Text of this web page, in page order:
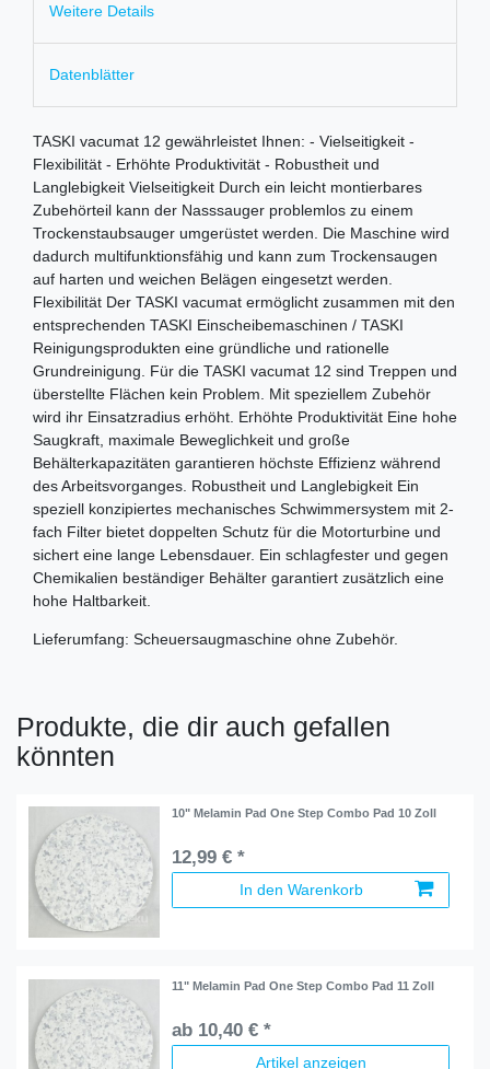
Weitere Details
Datenblätter
TASKI vacumat 12 gewährleistet Ihnen: - Vielseitigkeit -
Flexibilität - Erhöhte Produktivität - Robustheit und
Langlebigkeit Vielseitigkeit Durch ein leicht montierbares
Zubehörteil kann der Nasssauger problemlos zu einem
Trockenstaubsauger umgerüstet werden. Die Maschine wird
dadurch multifunktionsfähig und kann zum Trockensaugen
auf harten und weichen Belägen eingesetzt werden.
Flexibilität Der TASKI vacumat ermöglicht zusammen mit den
entsprechenden TASKI Einscheibemaschinen / TASKI
Reinigungsprodukten eine gründliche und rationelle
Grundreinigung. Für die TASKI vacumat 12 sind Treppen und
überstellte Flächen kein Problem. Mit speziellem Zubehör
wird ihr Einsatzradius erhöht. Erhöhte Produktivität Eine hohe
Saugkraft, maximale Beweglichkeit und große
Behälterkapazitäten garantieren höchste Effizienz während
des Arbeitsvorganges. Robustheit und Langlebigkeit Ein
speziell konzipiertes mechanisches Schwimmersystem mit 2-
fach Filter bietet doppelten Schutz für die Motorturbine und
sichert eine lange Lebensdauer. Ein schlagfester und gegen
Chemikalien beständiger Behälter garantiert zusätzlich eine
hohe Haltbarkeit.
Lieferumfang: Scheuersaugmaschine ohne Zubehör.
Produkte, die dir auch gefallen
könnten
10" Melamin Pad One Step Combo Pad 10 Zoll
12,99 € *
In den Warenkorb
11" Melamin Pad One Step Combo Pad 11 Zoll
ab 10,40 € *
Artikel anzeigen